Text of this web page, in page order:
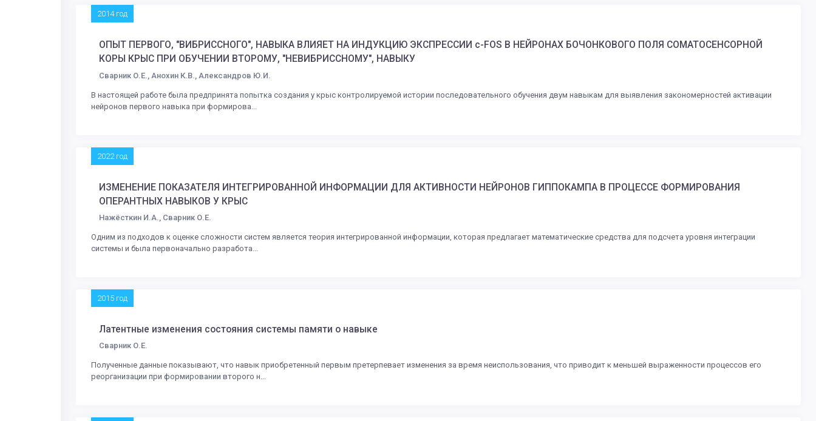
2014 год
ОПЫТ ПЕРВОГО, "ВИБРИССНОГО", НАВЫКА ВЛИЯЕТ НА ИНДУКЦИЮ ЭКСПРЕССИИ c-FOS В НЕЙРОНАХ БОЧОНКОВОГО ПОЛЯ СОМАТОСЕНСОРНОЙ
КОРЫ КРЫС ПРИ ОБУЧЕНИИ ВТОРОМУ, "НЕВИБРИССНОМУ", НАВЫКУ
Сварник О.Е., Анохин К.В., Александров Ю.И.
В настоящей работе была предпринята попытка создания у крыс контролируемой истории последовательного обучения двум навыкам для выявления закономерностей активации
нейронов первого навыка при формирова...
2022 год
ИЗМЕНЕНИЕ ПОКАЗАТЕЛЯ ИНТЕГРИРОВАННОЙ ИНФОРМАЦИИ ДЛЯ АКТИВНОСТИ НЕЙРОНОВ ГИППОКАМПА В ПРОЦЕССЕ ФОРМИРОВАНИЯ
ОПЕРАНТНЫХ НАВЫКОВ У КРЫС
Нажёсткин И.А., Сварник О.Е.
Одним из подходов к оценке сложности систем является теория интегрированной информации, которая предлагает математические средства для подсчета уровня интеграции
системы и была первоначально разработа...
2015 год
Латентные изменения состояния системы памяти о навыке
Сварник О.Е.
Полученные данные показывают, что навык приобретенный первым претерпевает изменения за время неиспользования, что приводит к меньшей выраженности процессов его
реорганизации при формировании второго н...